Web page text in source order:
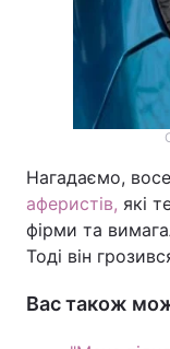
Нагадаємо,
аферистів, які
фірми та
Тоді він
Вас також